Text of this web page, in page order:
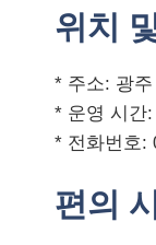
위치
* 주소: 광
* 운영 시간
* 전화번호:
편의